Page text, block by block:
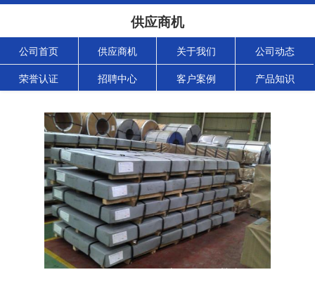
供应商机
公司首页 供应商机 关于我们 公司动态
荣誉认证 招聘中心 客户案例 产品知识